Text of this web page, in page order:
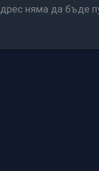
няма да бъде